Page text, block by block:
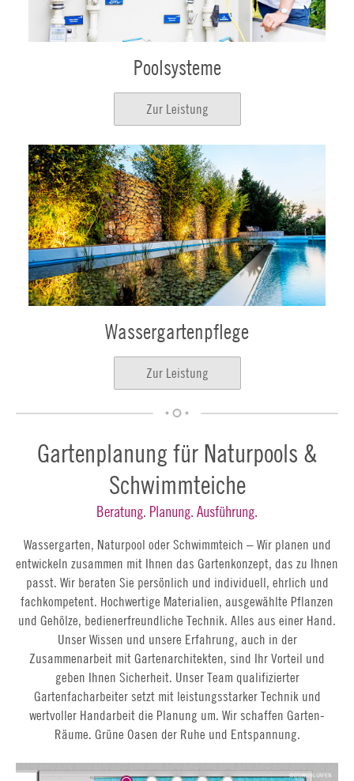
Poolsysteme
Zur Leistung
Wassergartenpflege
Zur Leistung
Gartenplanung für Naturpools &
Schwimmteiche
Beratung. Planung. Ausführung.
Wassergarten, Naturpool oder Schwimmteich – Wir planen und
entwickeln zusammen mit Ihnen das Gartenkonzept, das zu Ihnen
passt. Wir beraten Sie persönlich und individuell, ehrlich und
fachkompetent. Hochwertige Materialien, ausgewählte Pflanzen
und Gehölze, bedienerfreundliche Technik. Alles aus einer Hand.
Unser Wissen und unsere Erfahrung, auch in der
Zusammenarbeit mit Gartenarchitekten, sind Ihr Vorteil und
geben Ihnen Sicherheit. Unser Team qualifizierter
Gartenfacharbeiter setzt mit leistungsstarker Technik und
wertvoller Handarbeit die Planung um. Wir schaffen Garten-
Räume. Grüne Oasen der Ruhe und Entspannung.